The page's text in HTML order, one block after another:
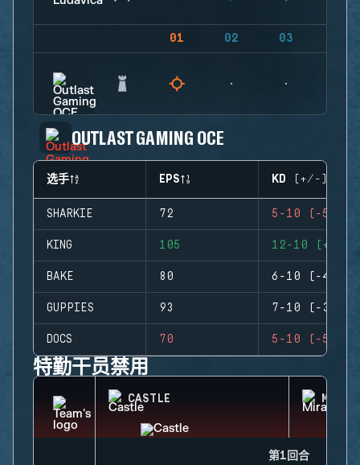
01 02 03
OUTLAST GAMING OCE
选手 EPS KD (+/-)
SHARKIE 72 5-10 (-5)
KING 105 12-10 (+2)
BAKE 80 6-10 (-4)
GUPPIES 93 7-10 (-3)
DOCS 70 5-10 (-5)
特勤干员禁用
CASTLE MIRA
第1回合